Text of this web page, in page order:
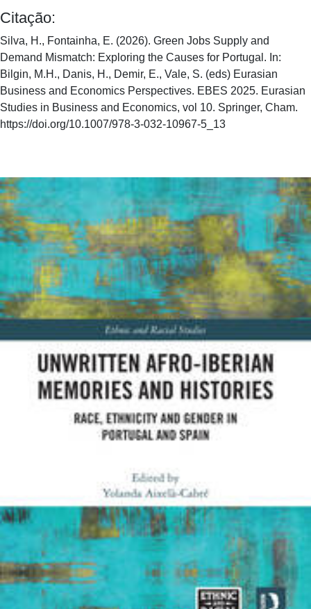
Citação:
Silva, H., Fontainha, E. (2026). Green Jobs Supply and
Demand Mismatch: Exploring the Causes for Portugal. In:
Bilgin, M.H., Danis, H., Demir, E., Vale, S. (eds) Eurasian
Business and Economics Perspectives. EBES 2025. Eurasian
Studies in Business and Economics, vol 10. Springer, Cham.
https://doi.org/10.1007/978-3-032-10967-5_13